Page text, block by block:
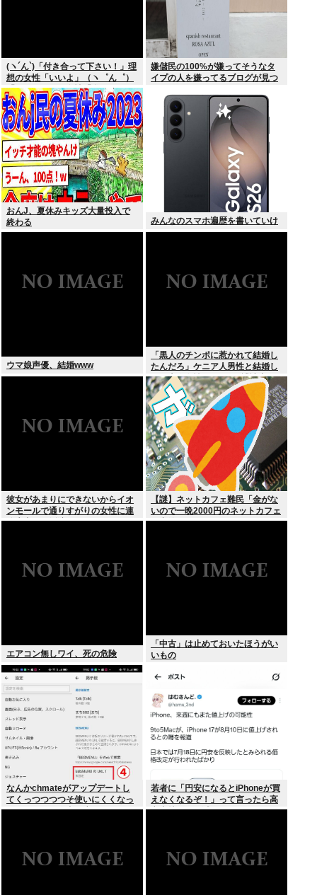
(ヽ´ん`)「付き合って下さい！」理
想の女性「いいよ」（ヽ゜ん゜）
「ほんと！？」女性「私のうんち
食べたらね」
嫌儲民の100%が嫌ってそうなタ
イプの人を嫌ってるブログが見つ
おんJ、夏休みキッズ大量投入で
終わる
みんなのスマホ遍歴を書いていけ
ウマ娘声優、結婚www
「黒人のチンポに惹かれて結婚し
たんだろ」ケニア人男性と結婚し
た日本人女性（31）に”誹謗中
傷”殺到
彼女があまりにできないからイオ
ンモールで通りすがりの女性に連
絡先書いた紙渡すよ
【謎】ネットカフェ難民「金がな
いので一晩2000円のネットカフェ
に寝泊まりしてます…」←これ
エアコン無しワイ、死の危険
「中古」は止めておいたほうがい
いもの
なんかchmateがアップデートし
てくっつつつつそ使いにくくなっ
たんだけど？作者馬鹿なの？死ぬ
若者に「円安になるとiPhoneが買
えなくなるぞ！」って言ったら高
市支持する奴減りそうだよな